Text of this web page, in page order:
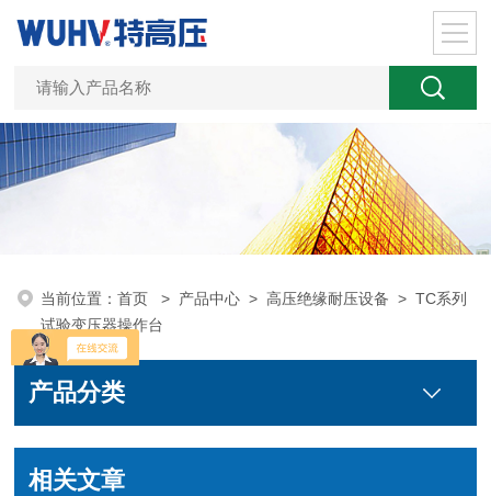
当前位置：首页 > 产品中心 >高压绝缘耐压设备 >TC系列
试验变压器操作台
产品分类
相关文章